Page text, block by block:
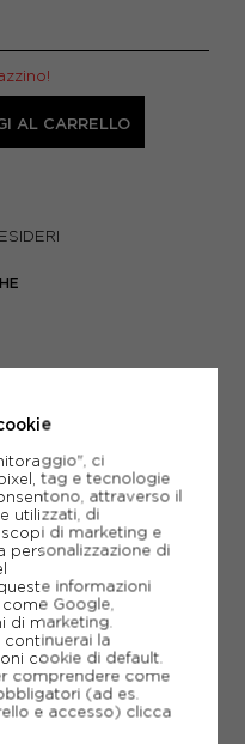
AL CARRELLO
DA NOI
ci
tag e tecnologie
attraverso il
utilizzati, di
di marketing e
personalizzazione di
informazioni
Google,
di marketing.
continuerai la
cookie di default.
comprendere come
(ad es.
e accesso) clicca